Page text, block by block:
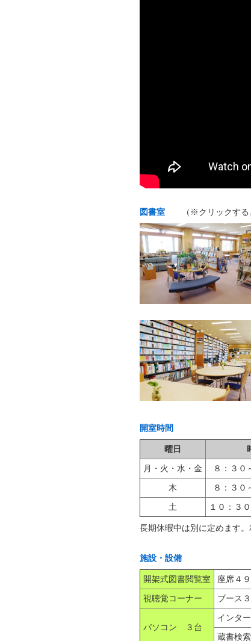
図書室 （※クリックすると
開室時間
曜日
月・火・水・金
８：３０
木
８：３０
土
１０：３
長期休暇中は別に定めます
施設・設備
開架式図書閲覧室
座席４９
視聴覚コーナー
ブース
パソコン ３台
インタ
蔵書検